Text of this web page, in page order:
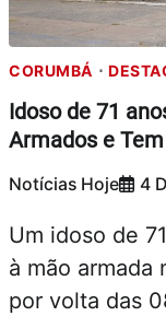
CORUMBÁ
Idoso de 71
Armados e
Notícias Hoje 4
Um idoso de
à mão armada
por volta das